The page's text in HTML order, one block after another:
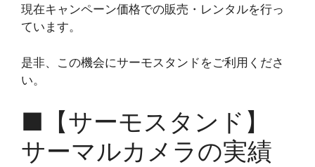
現在キャンペーン価格での販売・レンタルを行っ
ています。
是非、この機会にサーモスタンドをご利用くださ
い。
■【サーモスタンド】
サーマルカメラの実績